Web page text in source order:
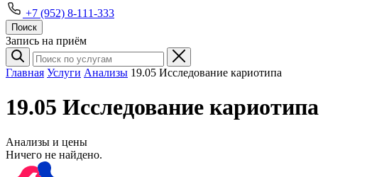
+7 (952) 8-111-333
Поиск
Запись на приём
Главная Услуги Анализы 19.05 Исследование кариотипа
19.05 Исследование кариотипа
Анализы и цены
Ничего не найдено.